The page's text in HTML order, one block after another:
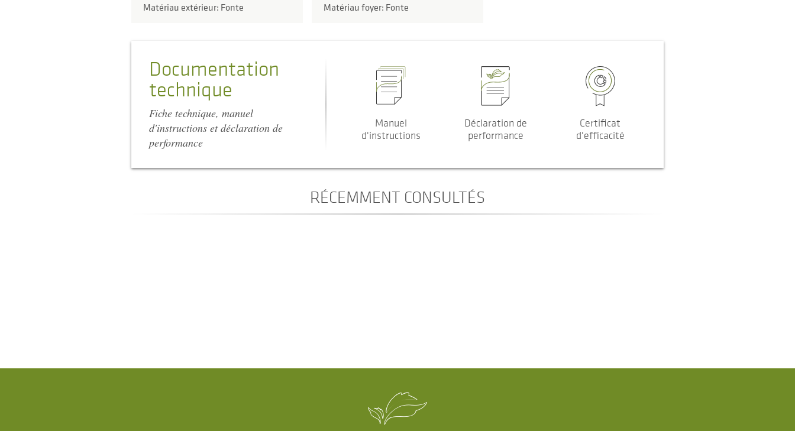
Matériau extérieur: Fonte Matériau foyer: Fonte
Documentation
technique
Fiche technique, manuel
d'instructions et déclaration de
performance
Manuel
d'instructions
Déclaration de
performance
Certificat
d'efficacité
RÉCEMMENT CONSULTÉS